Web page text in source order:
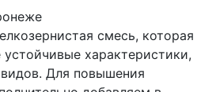
смесь, которая
устойчивые характеристики,
Для повышения